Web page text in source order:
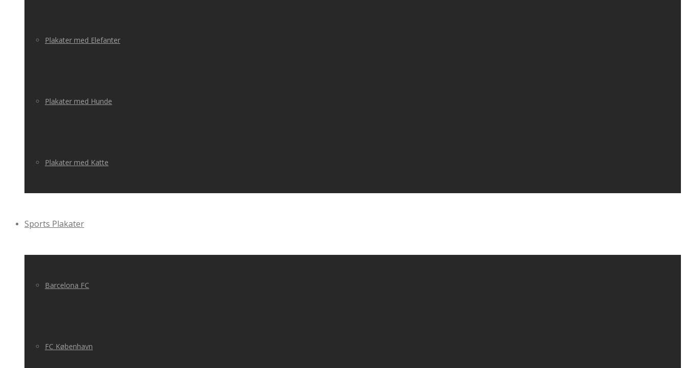
Plakater med Elefanter
Plakater med Hunde
Plakater med Katte
Sports Plakater
Barcelona FC
FC København